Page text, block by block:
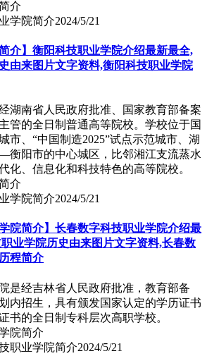
学院简介2024/5/21
介】衡阳科技职业学院介绍最新最全,
由来图片文字资料,衡阳科技职业学院
湖南省人民政府批准、国家教育部备案
管的全日制普通高等院校。学校位于国
市、“中国制造2025”试点示范城市、湖
阳市的中心城区，比邻湘江支流蒸水
化、信息化和科技特色的高等院校。
学院简介2024/5/21
院简介】长春数字科技职业学院介绍最
业学院历史由来图片文字资料,长春数
程简介
是经吉林省人民政府批准，教育部备
内招生，具有颁发国家认定的学历证书
书的全日制专科层次高职学校。
职业学院简介2024/5/21